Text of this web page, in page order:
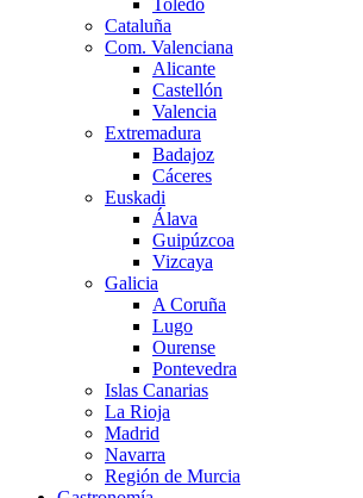
Cataluña
Com. Valenciana
Alicante
Castellón
Valencia
Extremadura
Badajoz
Cáceres
Euskadi
Álava
Guipúzcoa
Vizcaya
Galicia
A Coruña
Lugo
Ourense
Pontevedra
Islas Canarias
La Rioja
Madrid
Navarra
Región de Murcia